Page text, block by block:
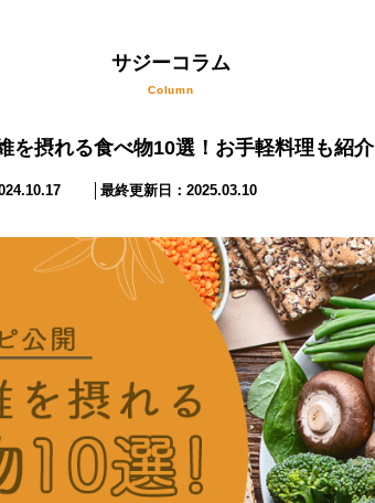
サジーコラム
を摂れる食べ物10選！お手軽料理も紹介
│最終更新日： 2025.03.10